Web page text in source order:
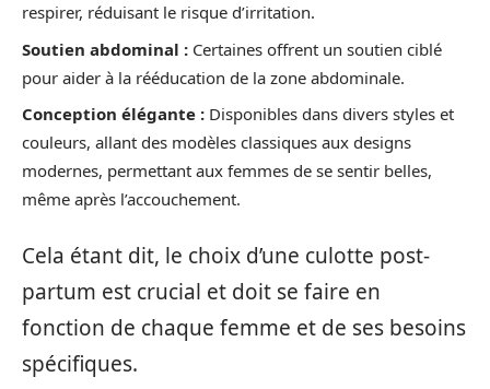
respirer, réduisant le risque d’irritation.
Soutien abdominal : Certaines offrent un soutien ciblé
pour aider à la rééducation de la zone abdominale.
Conception élégante : Disponibles dans divers styles et
couleurs, allant des modèles classiques aux designs
modernes, permettant aux femmes de se sentir belles,
même après l’accouchement.
Cela étant dit, le choix d’une culotte post-
partum est crucial et doit se faire en
fonction de chaque femme et de ses besoins
spécifiques.